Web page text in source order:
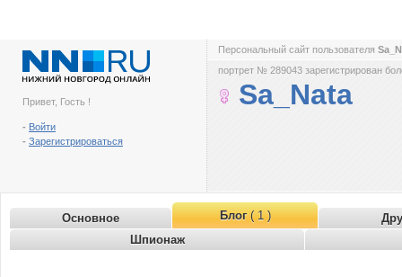
Привет, Гость !
- Войти
- Зарегистрироваться
Персональный сайт пользователя
портрет № 289043 зарегистрирован
Sa_Nata
Основное Блог( 1 )
Шпионаж